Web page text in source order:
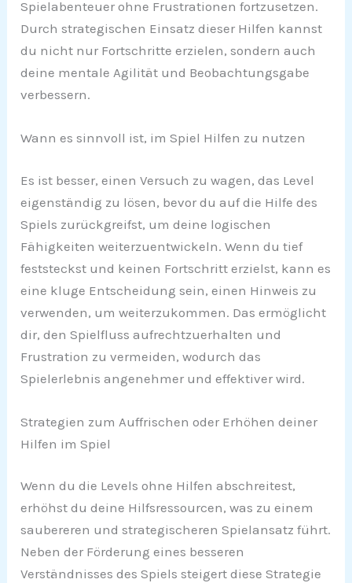
Spielabenteuer ohne Frustrationen fortzusetzen.
Durch strategischen Einsatz dieser Hilfen kannst
du nicht nur Fortschritte erzielen, sondern auch
deine mentale Agilität und Beobachtungsgabe
verbessern.
Wann es sinnvoll ist, im Spiel Hilfen zu nutzen
Es ist besser, einen Versuch zu wagen, das Level
eigenständig zu lösen, bevor du auf die Hilfe des
Spiels zurückgreifst, um deine logischen
Fähigkeiten weiterzuentwickeln. Wenn du tief
feststeckst und keinen Fortschritt erzielst, kann es
eine kluge Entscheidung sein, einen Hinweis zu
verwenden, um weiterzukommen. Das ermöglicht
dir, den Spielfluss aufrechtzuerhalten und
Frustration zu vermeiden, wodurch das
Spielerlebnis angenehmer und effektiver wird.
Strategien zum Auffrischen oder Erhöhen deiner
Hilfen im Spiel
Wenn du die Levels ohne Hilfen abschreitest,
erhöhst du deine Hilfsressourcen, was zu einem
saubereren und strategischeren Spielansatz führt.
Neben der Förderung eines besseren
Verständnisses des Spiels steigert diese Strategie